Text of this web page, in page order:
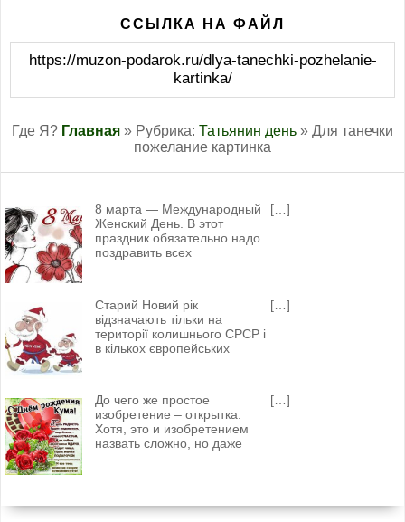
ССЫЛКА НА ФАЙЛ
https://muzon-podarok.ru/dlya-tanechki-pozhelanie-
kartinka/
Где Я? Главная » Рубрика: Татьянин день » Для танечки
пожелание картинка
8 марта — Международный
Женский День. В этот
праздник обязательно надо
поздравить всех
[…]
Старий Новий рік
відзначають тільки на
території колишнього СРСР і
в кількох європейських
[…]
До чего же простое
изобретение – открытка.
Хотя, это и изобретением
назвать сложно, но даже
[…]